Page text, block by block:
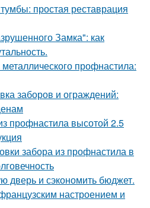
простая реставрация
Замка": как
профнастила:
заборов и ограждений:
профнастила высотой 2.5
забора из профнастила в
дверь и сэкономить бюджет.
настроением и